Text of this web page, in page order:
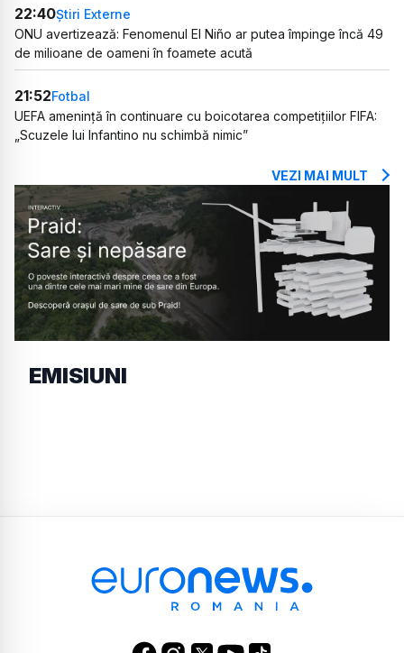
22:40Știri Externe
ONU avertizează: Fenomenul El Niño ar putea împinge încă 49
de milioane de oameni în foamete acută
21:52Fotbal
UEFA amenință în continuare cu boicotarea competițiilor FIFA:
„Scuzele lui Infantino nu schimbă nimic”
VEZI MAI MULT
EMISIUNI